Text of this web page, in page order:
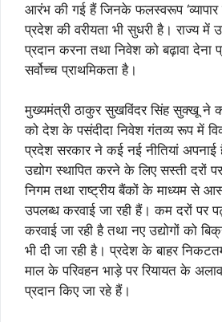
आरंभ की गई हैं जिनके फलस्वरूप
प्रदेश की वरीयता भी सुधरी है। राज्य में
प्रदान करना तथा निवेश को बढ़ावा देना
सर्वोच्च प्राथमिकता है।
मुख्यमंत्री ठाकुर सुखविंदर सिंह सुक्खू ने
को देश के पसंदीदा निवेश गंतव्य रूप में
प्रदेश सरकार ने कई नई नीतियां
उद्योग स्थापित करने के लिए सस्ती दरों पर
निगम तथा राष्ट्रीय बैंकों के माध्यम से
उपलब्ध करवाई जा रही हैं। कम दरों पर
करवाई जा रही है तथा नए उद्योगों को
भी दी जा रही है। प्रदेश के बाहर
माल के परिवहन भाड़े पर रियायत के
प्रदान किए जा रहे हैं।